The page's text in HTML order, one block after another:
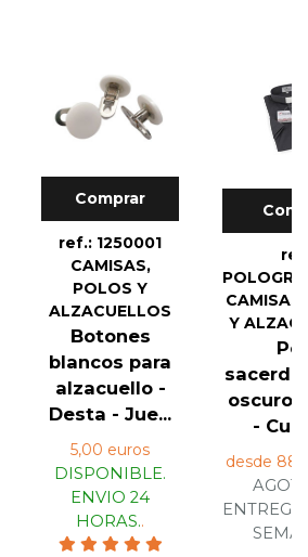
Comprar
ref.: 1250001
CAMISAS,
POLOS Y
ALZACUELLOS
Botones
blancos para
alzacuello -
Desta - Jue...
5,00 euros
DISPONIBLE.
ENVIO 24
HORAS..
Y
oscuro
-
desde